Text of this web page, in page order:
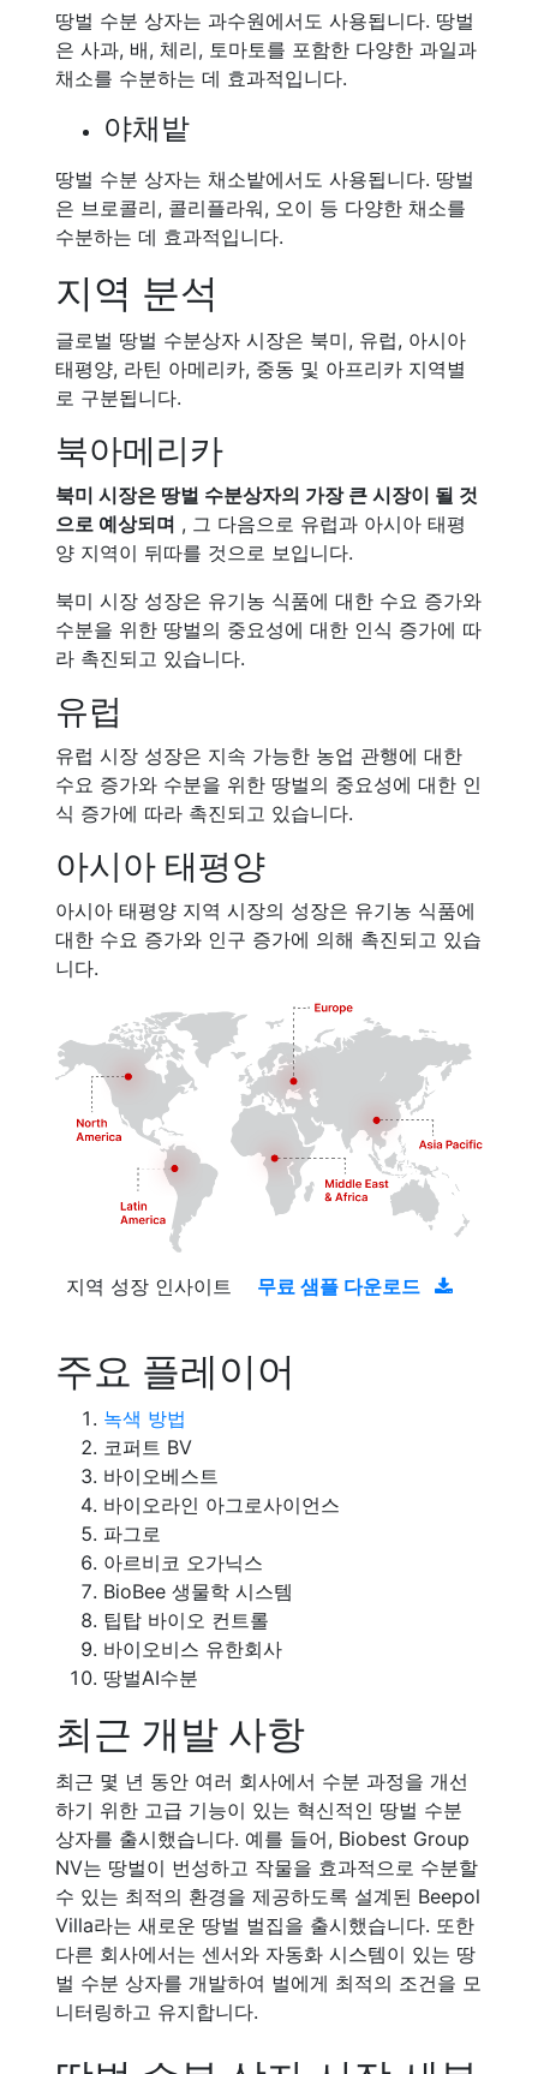
땅벌 수분 상자는 과수원에서도 사용됩니다. 땅벌
은 사과, 배, 체리, 토마토를 포함한 다양한 과일과
채소를 수분하는 데 효과적입니다.
야채밭
땅벌 수분 상자는 채소밭에서도 사용됩니다. 땅벌
은 브로콜리, 콜리플라워, 오이 등 다양한 채소를
수분하는 데 효과적입니다.
지역 분석
글로벌 땅벌 수분상자 시장은 북미, 유럽, 아시아
태평양, 라틴 아메리카, 중동 및 아프리카 지역별
로 구분됩니다.
북아메리카
북미 시장은 땅벌 수분상자의 가장 큰 시장이 될 것
으로 예상되며 , 그 다음으로 유럽과 아시아 태평
양 지역이 뒤따를 것으로 보입니다.
북미 시장 성장은 유기농 식품에 대한 수요 증가와
수분을 위한 땅벌의 중요성에 대한 인식 증가에 따
라 촉진되고 있습니다.
유럽
유럽 시장 성장은 지속 가능한 농업 관행에 대한
수요 증가와 수분을 위한 땅벌의 중요성에 대한 인
식 증가에 따라 촉진되고 있습니다.
아시아 태평양
아시아 태평양 지역 시장의 성장은 유기농 식품에
대한 수요 증가와 인구 증가에 의해 촉진되고 있습
니다.
지역 성장 인사이트 무료 샘플 다운로드
주요 플레이어
녹색 방법
코퍼트 BV
바이오베스트
바이오라인 아그로사이언스
파그로
아르비코 오가닉스
BioBee 생물학 시스템
팁탑 바이오 컨트롤
바이오비스 유한회사
땅벌AI수분
최근 개발 사항
최근 몇 년 동안 여러 회사에서 수분 과정을 개선
하기 위한 고급 기능이 있는 혁신적인 땅벌 수분
상자를 출시했습니다. 예를 들어, Biobest Group
NV는 땅벌이 번성하고 작물을 효과적으로 수분할
수 있는 최적의 환경을 제공하도록 설계된 Beepol
Villa라는 새로운 땅벌 벌집을 출시했습니다. 또한
다른 회사에서는 센서와 자동화 시스템이 있는 땅
벌 수분 상자를 개발하여 벌에게 최적의 조건을 모
니터링하고 유지합니다.